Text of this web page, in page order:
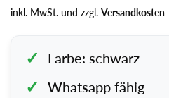
inkl. MwSt. und zzgl. Versandkosten
Farbe: schwarz
Whatsapp fähig